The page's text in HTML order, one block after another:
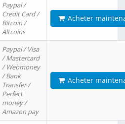
Paypal /
Credit Card /
Bitcoin /
Altcoins
Acheter
Paypal / Visa
/ Mastercard
/ Webmoney
/ Bank
Transfer /
Perfect
money /
Amazon pay
Acheter